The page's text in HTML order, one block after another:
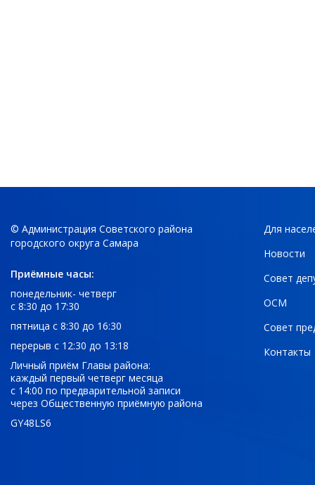
© Администрация Советского района
городского округа Самара
Приёмные часы:
понедельник- четверг
с 8:30 до 17:30
пятница с 8:30 до 16:30
перерыв с 12:30 до 13:18
Личный приём Главы района:
каждый первый четверг месяца
с 14:00 по предварительной записи
через Общественную приёмную района
GY48LS6
Для
Новости
Совет
ОСМ
Совет
Контакты